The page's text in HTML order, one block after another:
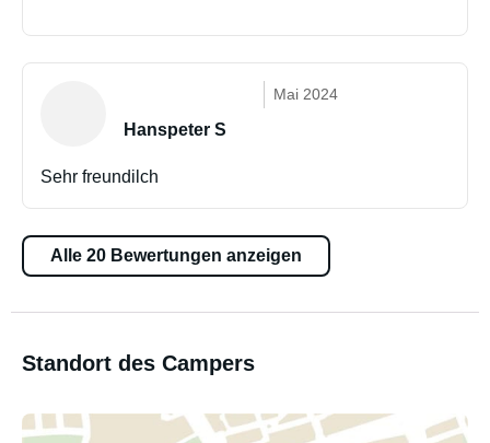
Mai 2024
Hanspeter S
Sehr freundilch
Alle 20 Bewertungen anzeigen
Standort des Campers